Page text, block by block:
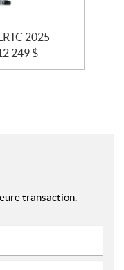
2025
249 $
transaction.